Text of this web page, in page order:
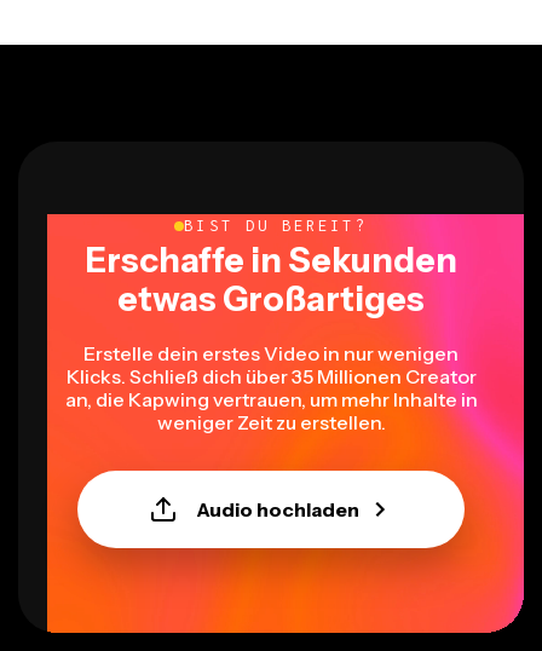
BIST DU BEREIT?
Erschaffe in Sekunden
etwas Großartiges
Erstelle dein erstes Video in nur wenigen
Klicks. Schließ dich über 35 Millionen Creator
an, die Kapwing vertrauen, um mehr Inhalte in
weniger Zeit zu erstellen.
Audio hochladen